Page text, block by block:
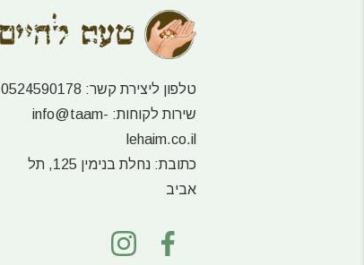
טלפון ליצירת קשר: 0524590178
שירות לקוחות: info@taam-
lehaim.co.il
כתובת:
נחלת בנימין 125, תל
אביב